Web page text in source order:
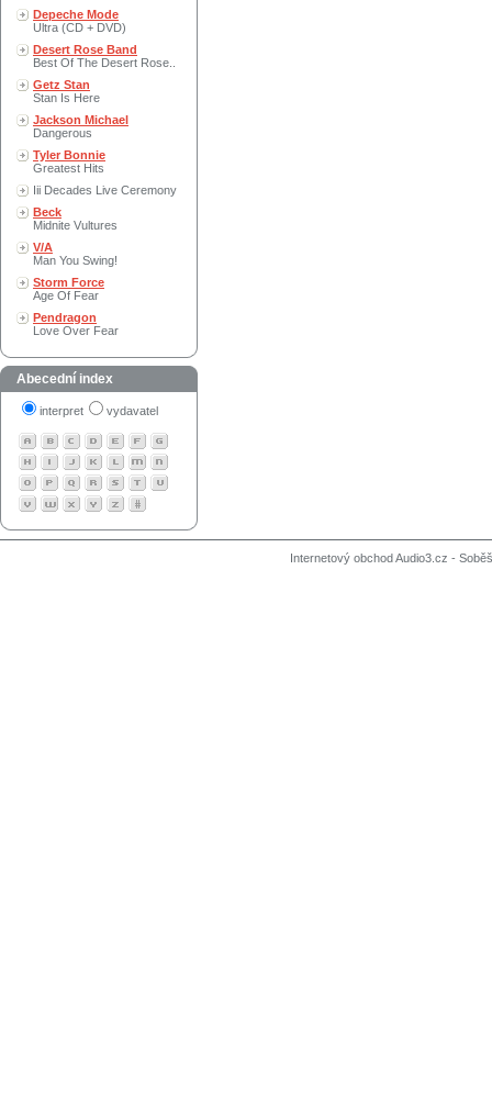
Depeche Mode
Ultra (CD + DVD)
Desert Rose Band
Best Of The Desert Rose..
Getz Stan
Stan Is Here
Jackson Michael
Dangerous
Tyler Bonnie
Greatest Hits
Iii Decades Live Ceremony
Beck
Midnite Vultures
V/A
Man You Swing!
Storm Force
Age Of Fear
Pendragon
Love Over Fear
Abecední index
interpret vydavatel
Internetový obchod Audio3.cz -